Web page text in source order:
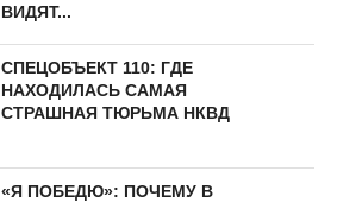
ВИДЯТ...
СПЕЦОБЪЕКТ 110: ГДЕ
НАХОДИЛАСЬ САМАЯ
СТРАШНАЯ ТЮРЬМА НКВД
«Я ПОБЕДЮ»: ПОЧЕМУ В